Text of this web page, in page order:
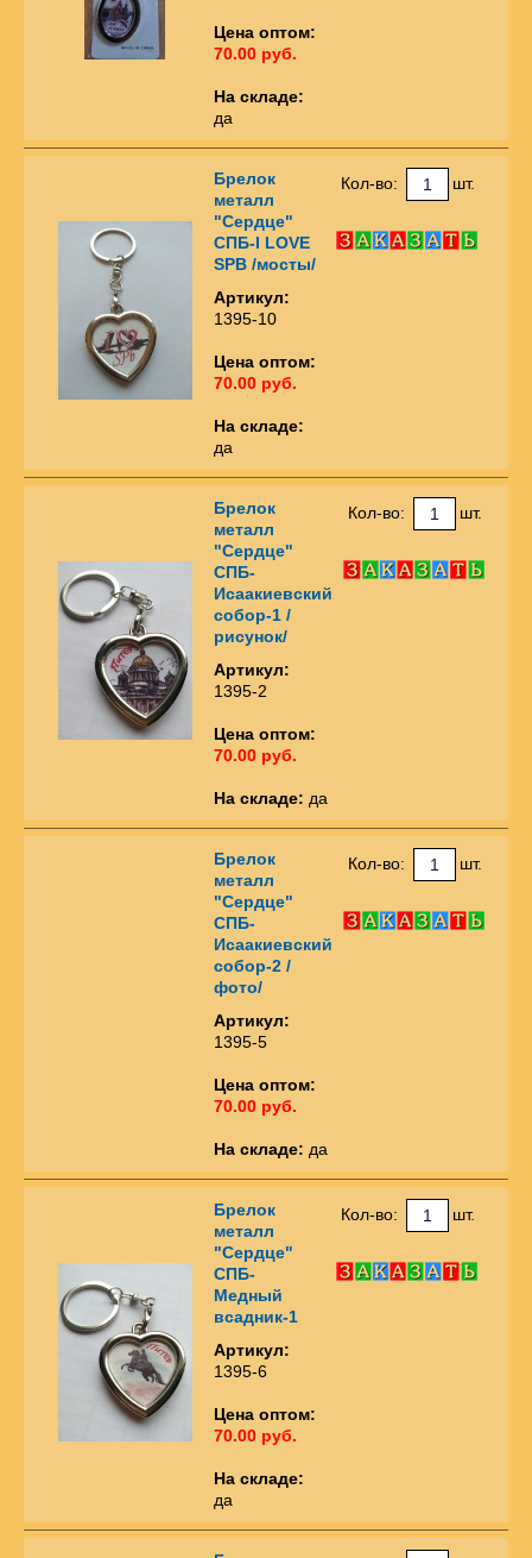
Цена оптом:
70.00 руб.
На складе:
да
Брелок
металл
"Сердце"
СПБ-I LOVE
SPB /мосты/
Артикул:
1395-10
Цена оптом:
70.00 руб.
На складе:
да
Кол-во: шт.
Брелок
металл
"Сердце"
СПБ-
Исаакиевский
собор-1 /
рисунок/
Артикул:
1395-2
Цена оптом:
70.00 руб.
На складе: да
Кол-во: шт.
Брелок
металл
"Сердце"
СПБ-
Исаакиевский
собор-2 /
фото/
Артикул:
1395-5
Цена оптом:
70.00 руб.
На складе: да
Кол-во: шт.
Брелок
металл
"Сердце"
СПБ-
Медный
всадник-1
Артикул:
1395-6
Цена оптом:
70.00 руб.
На складе:
да
Кол-во: шт.